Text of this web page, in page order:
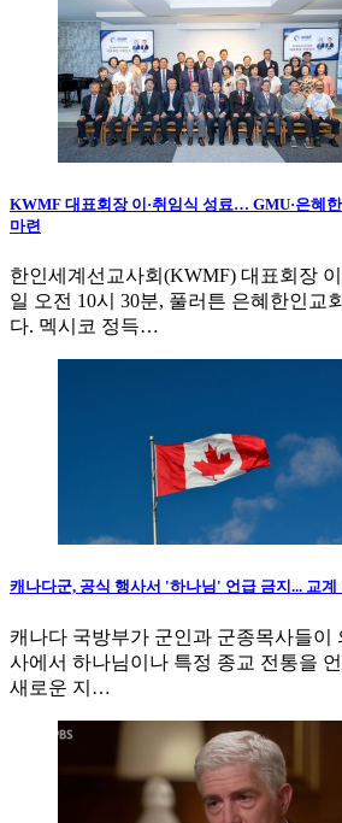
KWMF 대표회장 이·취임식 성료… GMU·은혜
마련
한인세계선교사회(KWMF) 대표회장
일 오전 10시 30분, 풀러튼 은혜한인교
다. 멕시코 정득…
캐나다군, 공식 행사서 '하나님' 언급 금지... 교
캐나다 국방부가 군인과 군종목사들이
사에서 하나님이나 특정 종교 전통을
새로운 지…